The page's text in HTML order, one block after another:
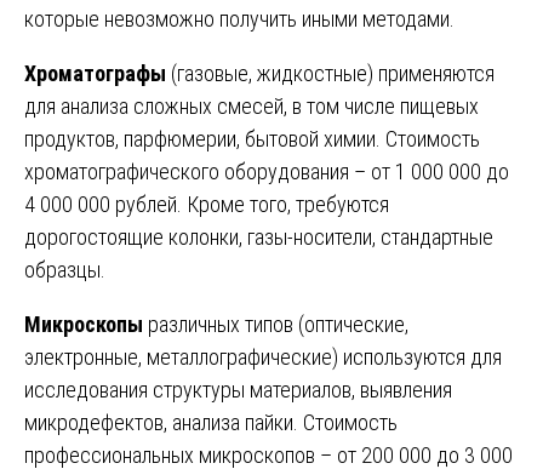
которые невозможно получить иными методами.
Хроматографы (газовые, жидкостные) применяются
для анализа сложных смесей, в том числе пищевых
продуктов, парфюмерии, бытовой химии. Стоимость
хроматографического оборудования – от 1 000 000 до
4 000 000 рублей. Кроме того, требуются
дорогостоящие колонки, газы-носители, стандартные
образцы.
Микроскопы различных типов (оптические,
электронные, металлографические) используются для
исследования структуры материалов, выявления
микродефектов, анализа пайки. Стоимость
профессиональных микроскопов – от 200 000 до 3 000